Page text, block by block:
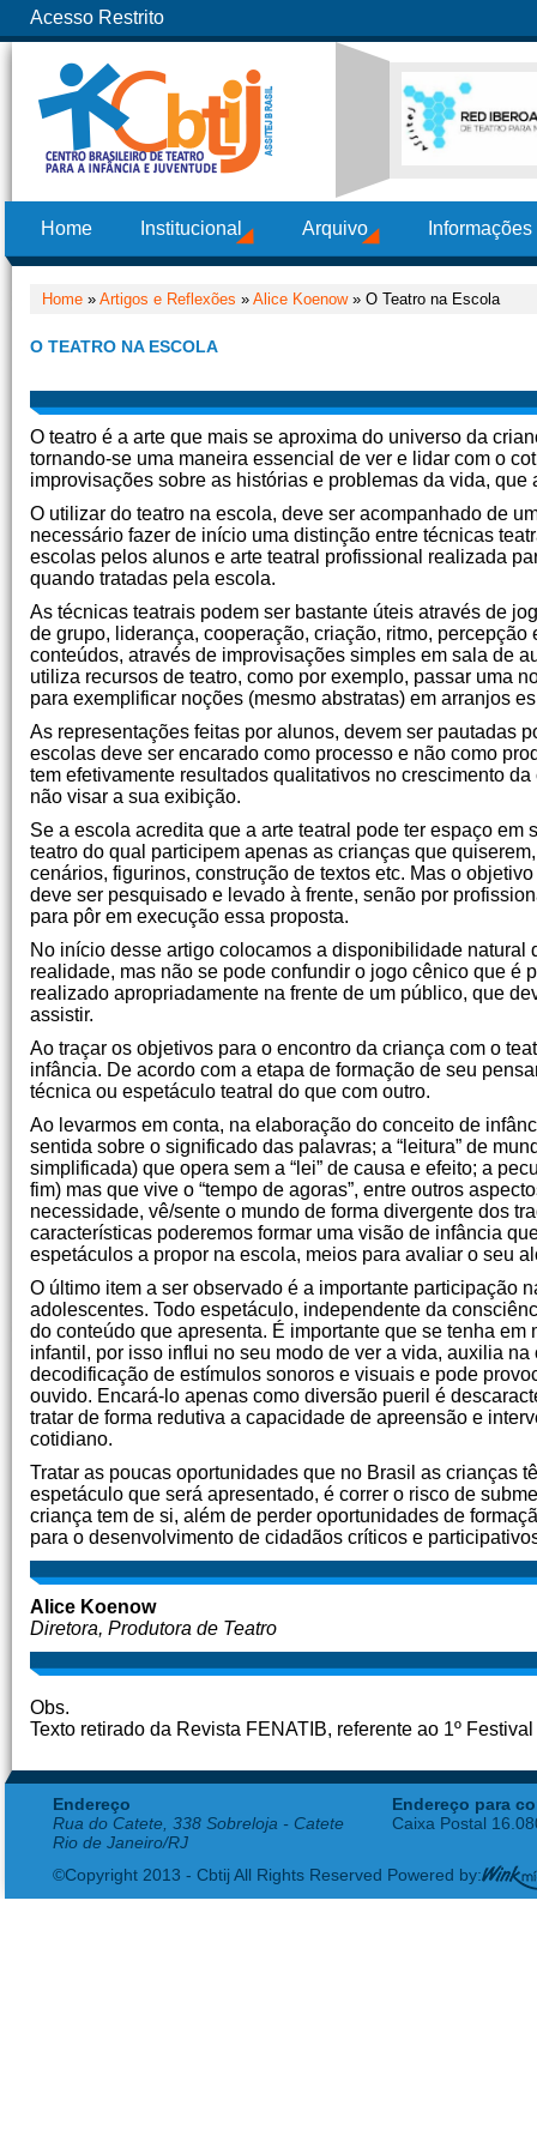
Acesso Restrito
Home Institucional Arquivo
Home » Artigos e Reflexões » Alice Koenow» O Teatro na Escola
O TEATRO NA ESCOLA
O teatro é a arte que mais se aproxima do universo da
tornando-se uma maneira essencial de ver e lidar com o
improvisações sobre as histórias e problemas da vida,
O utilizar do teatro na escola, deve ser acompanhado de
necessário fazer de início uma distinção entre técnicas
escolas pelos alunos e arte teatral profissional realizada
quando tratadas pela escola.
As técnicas teatrais podem ser bastante úteis através de
de grupo, liderança, cooperação, criação, ritmo,
conteúdos, através de improvisações simples em sala de
utiliza recursos de teatro, como por exemplo, passar uma
para exemplificar noções (mesmo abstratas) em arranjos
As representações feitas por alunos, devem ser pautadas
escolas deve ser encarado como processo e não como
tem efetivamente resultados qualitativos no crescimento
não visar a sua exibição.
Se a escola acredita que a arte teatral pode ter espaço
teatro do qual participem apenas as crianças que
cenários, figurinos, construção de textos etc. Mas o
deve ser pesquisado e levado à frente, senão por
para pôr em execução essa proposta.
No início desse artigo colocamos a disponibilidade
realidade, mas não se pode confundir o jogo cênico que é
realizado apropriadamente na frente de um público, que
assistir.
Ao traçar os objetivos para o encontro da criança com o
infância. De acordo com a etapa de formação de seu
técnica ou espetáculo teatral do que com outro.
Ao levarmos em conta, na elaboração do conceito de
sentida sobre o significado das palavras; a “leitura” de
simplificada) que opera sem a “lei” de causa e efeito; a
fim) mas que vive o “tempo de agoras”, entre outros
necessidade, vê/sente o mundo de forma divergente dos
características poderemos formar uma visão de infância
espetáculos a propor na escola, meios para avaliar o seu
O último item a ser observado é a importante participação
adolescentes. Todo espetáculo, independente da
do conteúdo que apresenta. É importante que se tenha
infantil, por isso influi no seu modo de ver a vida, auxilia
decodificação de estímulos sonoros e visuais e pode
ouvido. Encará-lo apenas como diversão pueril é
tratar de forma redutiva a capacidade de apreensão e
cotidiano.
Tratar as poucas oportunidades que no Brasil as crianças
espetáculo que será apresentado, é correr o risco de
criança tem de si, além de perder oportunidades de
para o desenvolvimento de cidadãos críticos e
Alice Koenow
Diretora, Produtora de Teatro
Obs.
Texto retirado da Revista FENATIB, referente ao 1º
Endereço
Rua do Catete, 338 Sobreloja - Catete
Rio de Janeiro/RJ
Endereço para
Caixa Postal
©Copyright 2013 - Cbtij All Rights Reserved Powered by: